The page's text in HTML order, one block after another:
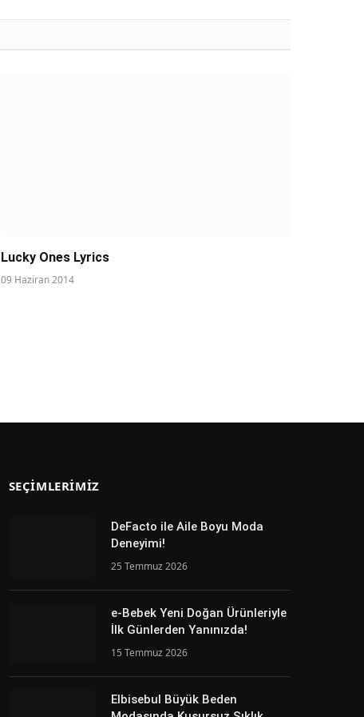
Lucky Ones Lyrics
09 Haziran 2014
SEÇIMLERIMIZ
DeFacto ile Aile Boyu Moda
Deneyimi!
25 Temmuz 2026
e-Bebek Yeni Doğan Ürünleriyle
İlk Günlerden Yanınızda!
15 Temmuz 2026
Elbisebul Büyük Beden